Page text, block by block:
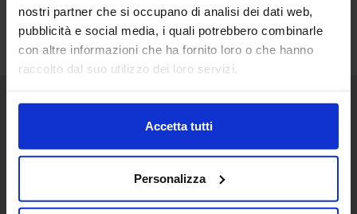
nostri partner che si occupano di analisi dei dati web,
pubblicità e social media, i quali potrebbero combinarle
con altre informazioni che ha fornito loro o che hanno
raccolto dal suo utilizzo dei loro servizi.
Accetta tutti
Personalizza
Senaf srl
+ 39 051.325511